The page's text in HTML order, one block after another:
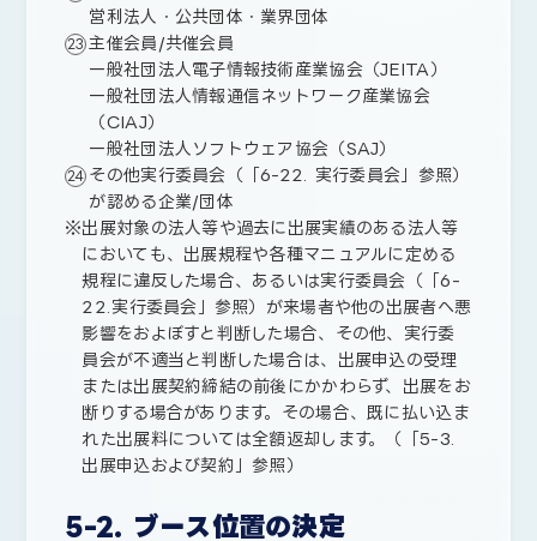
営利法人・公共団体・業界団体
主催会員/共催会員
一般社団法人電子情報技術産業協会（JEITA）
一般社団法人情報通信ネットワーク産業協会
（CIAJ）
一般社団法人ソフトウェア協会（SAJ）
その他実行委員会（「6-22. 実行委員会」参照）
が認める企業/団体
出展対象の法人等や過去に出展実績のある法人等
においても、出展規程や各種マニュアルに定める
規程に違反した場合、あるいは実行委員会（「6-
22.実行委員会」参照）が来場者や他の出展者へ悪
影響をおよぼすと判断した場合、その他、実行委
員会が不適当と判断した場合は、出展申込の受理
または出展契約締結の前後にかかわらず、出展をお
断りする場合があります。その場合、既に払い込ま
れた出展料については全額返却します。（「5-3.
出展申込および契約」参照）
5-2. ブース位置の決定